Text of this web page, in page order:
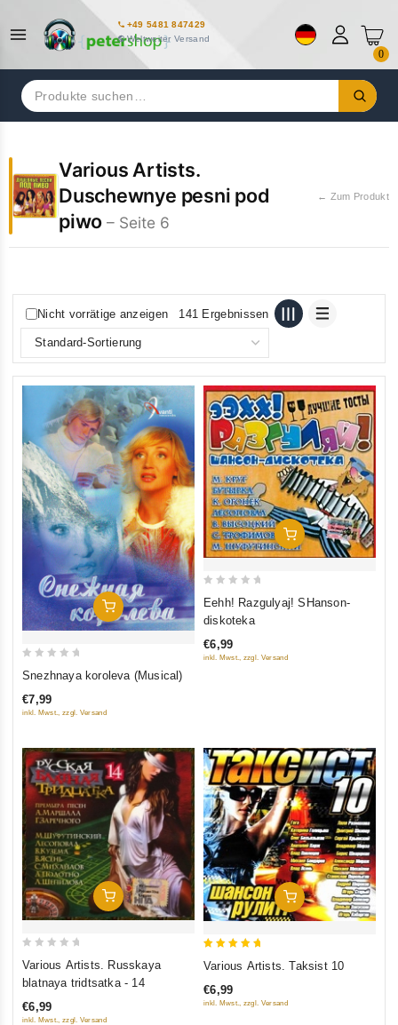
+49 5481 847429
Weltweiter Versand
0
Suchen
nach:
Various Artists.
Duschewnye pesni pod
piwo – Seite 6
← Zum Produkt
Nicht vorrätige anzeigen 141 Ergebnissen
In Den Warenkorb
of
Snezhnaya koroleva (Musical)
€7,99
inkl. Mwst., zzgl. Versand
In Den Warenkorb
5
Eehh! Razgulyaj! SHanson-
diskoteka
€6,99
inkl. Mwst., zzgl. Versand
In Den Warenkorb
5
Various Artists. Russkaya
blatnaya tridtsatka - 14
€6,99
inkl. Mwst., zzgl. Versand
In Den Warenkorb
Various Artists. Taksist 10
€6,99
inkl. Mwst., zzgl. Versand